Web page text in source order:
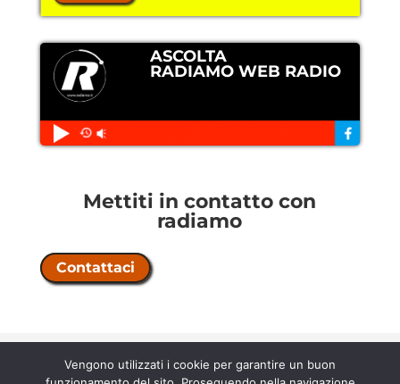
ASCOLTA
RADIAMO WEB RADIO
Mettiti in contatto con
radiamo
Contattaci
n° 202500000067 |
contratto 58/5/21
Vengono utilizzati i cookie per garantire un buon